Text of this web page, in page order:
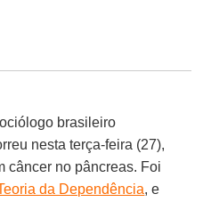
brasileiro
nesta terça-feira (27),
câncer no pâncreas. Foi
da Dependência, e